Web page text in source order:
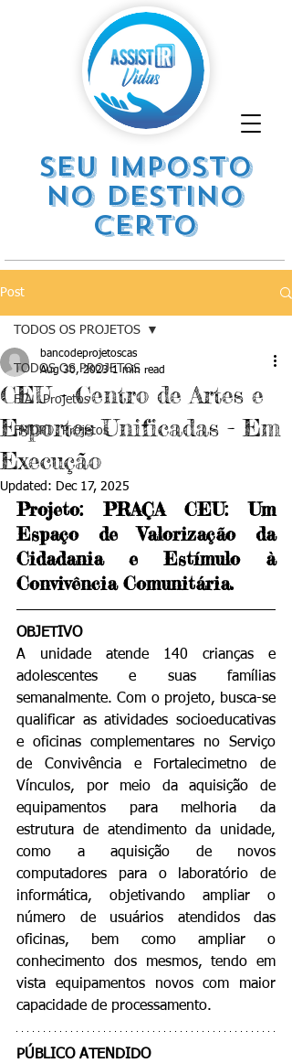
SEU IMPOSTO
NO DESTINO
CERTO
Post
TODOS OS PROJETOS
FIA . Projetos
FMDPI . Projetos
TODOS OS PROJETOS
CEU - Centro de Artes e
Esportes Unificadas - Em
Execução
bancodeprojetoscas
Aug 30, 2023 1 min read
Updated: Dec 17, 2025
Projeto: PRAÇA CEU: Um
Espaço de Valorização da
Cidadania e Estímulo à
Convivência Comunitária.
OBJETIVO
A unidade atende 140 crianças e
adolescentes e suas famílias
semanalmente. Com o projeto, busca-se
qualificar as atividades socioeducativas
e oficinas complementares no Serviço
de Convivência e Fortalecimetno de
Vínculos, por meio da aquisição de
equipamentos para melhoria da
estrutura de atendimento da unidade,
como a aquisição de novos
computadores para o laboratório de
informática, objetivando ampliar o
número de usuários atendidos das
oficinas, bem como ampliar o
conhecimento dos mesmos, tendo em
vista equipamentos novos com maior
capacidade de processamento.
PÚBLICO ATENDIDO